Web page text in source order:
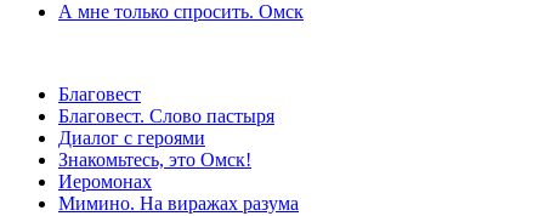
А мне только спросить. Омск
Благовест
Благовест. Слово пастыря
Диалог с героями
Знакомьтесь, это Омск!
Иеромонах
Мимино. На виражах разума